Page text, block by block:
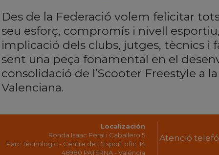
Des de la Federació volem felicitar
seu esforç, compromís i nivell
implicació dels clubs, jutges, tècnics i
sent una peça fonamental en el
consolidació de l’Scooter Freestyle a
Valenciana.
Localización
Ronda Isaac Peral i Caballero,5
Parc Tecnologic - Centre de L'Esport ofic. 14
46980 PATERNA - Valéncia
Atenció